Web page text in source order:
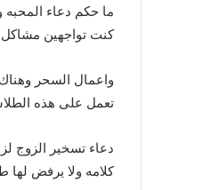
ما حكم دعاء
كنت تواجهين مشاكل
واعمال السحر
تعمل على هذه
دعاء تسخير الزوج
كلامه ولا يرفض لها